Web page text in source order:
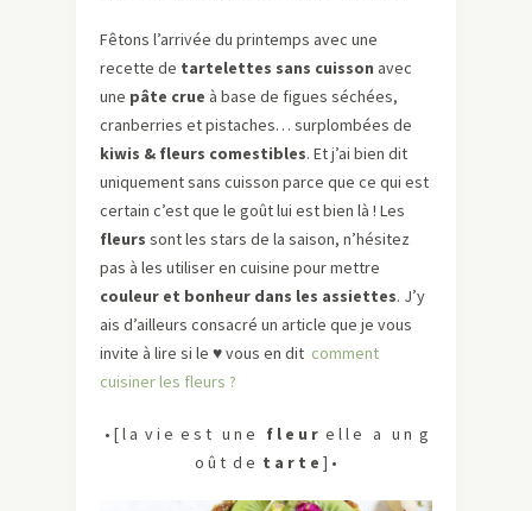
Fêtons l’arrivée du printemps avec une
recette de tartelettes sans cuisson avec
une pâte crue à base de figues séchées,
cranberries et pistaches… surplombées de
kiwis & fleurs comestibles. Et j’ai bien dit
uniquement sans cuisson parce que ce qui est
certain c’est que le goût lui est bien là ! Les
fleurs sont les stars de la saison, n’hésitez
pas à les utiliser en cuisine pour mettre
couleur et bonheur dans les assiettes. J’y
ais d’ailleurs consacré un article que je vous
invite à lire si le ♥ vous en dit comment
cuisiner les fleurs ?
• [ l a v i e e s t u n e f l e u re l l e a u n g
o û t d e t a r t e ] •